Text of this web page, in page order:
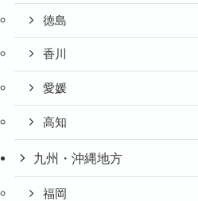
徳島
香川
愛媛
高知
九州・沖縄地方
福岡